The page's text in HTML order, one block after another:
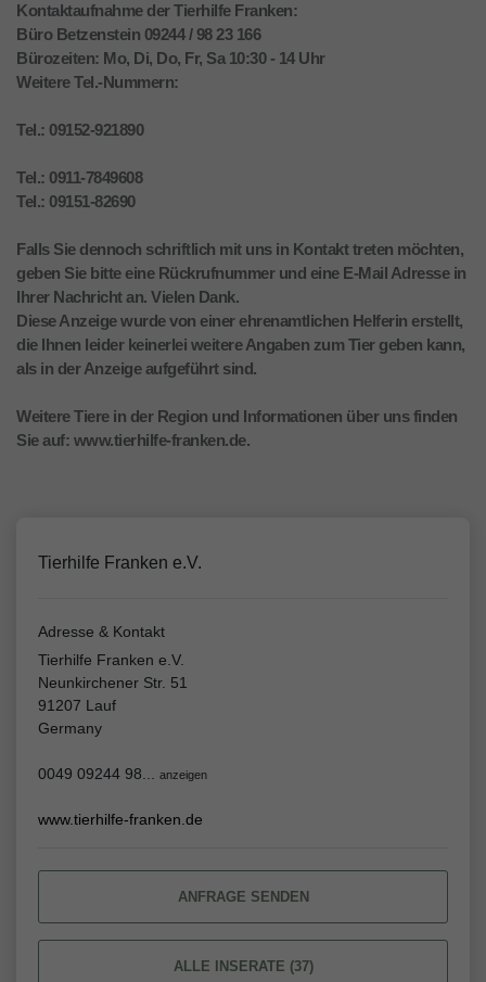
Kontaktaufnahme der Tierhilfe Franken:
Büro Betzenstein 09244 / 98 23 166
Bürozeiten: Mo, Di, Do, Fr, Sa 10:30 - 14 Uhr
Weitere Tel.-Nummern:
Tel.: 09152-921890
Tel.: 0911-7849608
Tel.: 09151-82690
Falls Sie dennoch schriftlich mit uns in Kontakt treten möchten,
geben Sie bitte eine Rückrufnummer und eine E-Mail Adresse in
Ihrer Nachricht an. Vielen Dank.
Diese Anzeige wurde von einer ehrenamtlichen Helferin erstellt,
die Ihnen leider keinerlei weitere Angaben zum Tier geben kann,
als in der Anzeige aufgeführt sind.
Weitere Tiere in der Region und Informationen über uns finden
Sie auf: www.tierhilfe-franken.de.
Tierhilfe Franken e.V.
Adresse & Kontakt
Tierhilfe Franken e.V.
Neunkirchener Str. 51
91207 Lauf
Germany
0049 09244 98... anzeigen
www.tierhilfe-franken.de
ANFRAGE SENDEN
ALLE INSERATE (37)